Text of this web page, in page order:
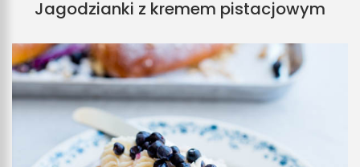
Jagodzianki z kremem pistacjowym